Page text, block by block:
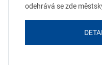
odehrává se zde